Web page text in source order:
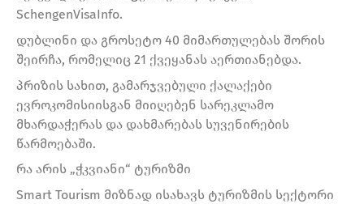
SchengenVisaInfo.
დუბლინი და გროსეტო 40 მიმართულებას შორის
შეირჩა, რომელიც 21 ქვეყანას აერთიანებდა.
პრიზის სახით, გამარჯვებული ქალაქები
ევროკომისიისგან მიიღებენ სარეკლამო
მხარდაჭერას და დახმარებას სუვენირების
წარმოებაში.
რა არის „ჭკვიანი“ ტურიზმი
Smart Tourism მიზნად ისახავს ტურიზმის სექტორი